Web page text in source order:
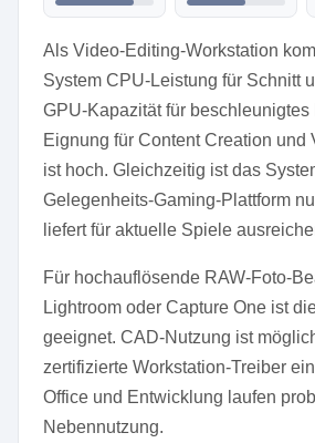
Als Video-Editing-Workstation
System CPU-Leistung für Schnitt
GPU-Kapazität für
Eignung für Content Creation und
ist hoch. Gleichzeitig ist das
Gelegenheits-Gaming-Plattform
liefert für aktuelle Spiele
Für hochauflösende RAW-Foto-
Lightroom oder Capture One ist
geeignet. CAD-Nutzung ist
zertifizierte Workstation-Treiber
Office und Entwicklung laufen
Nebennutzung.